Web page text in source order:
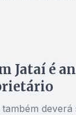
Jataí é
deverá